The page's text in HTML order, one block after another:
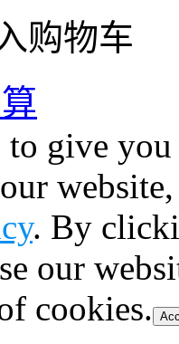
购物车
to give
. By
our
cookies.